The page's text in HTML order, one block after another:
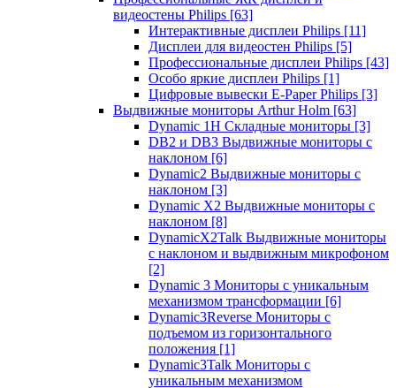
видеостены Philips [63]
Интерактивные дисплеи Philips [11]
Дисплеи для видеостен Philips [5]
Профессиональные дисплеи Philips [43]
Особо яркие дисплеи Philips [1]
Цифровые вывески E-Paper Philips [3]
Выдвижные мониторы Arthur Holm [63]
Dynamic 1Н Складные мониторы [3]
DB2 и DB3 Выдвижные мониторы с
наклоном [6]
Dynamic2 Выдвижные мониторы с
наклоном [3]
Dynamic X2 Выдвижные мониторы с
наклоном [8]
DynamicX2Talk Выдвижные мониторы
с наклоном и выдвижным микрофоном
[2]
Dynamic 3 Мониторы с уникальным
механизмом трансформации [6]
Dynamic3Reverse Мониторы с
подъемом из горизонтального
положения [1]
Dynamic3Talk Мониторы с
уникальным механизмом